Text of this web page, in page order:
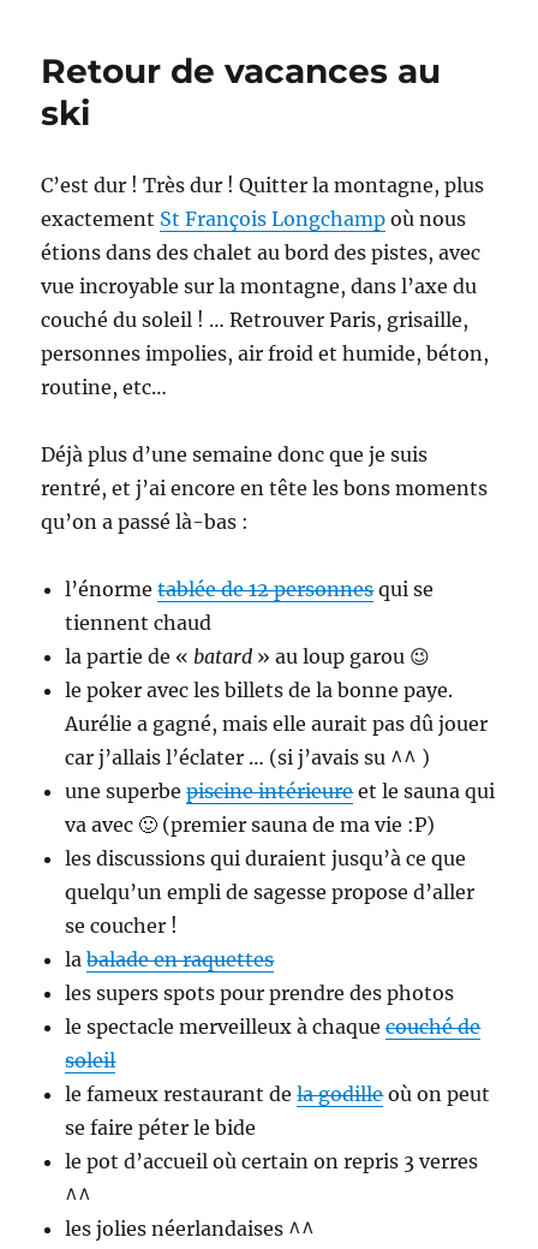
Retour de vacances au
ski
C’est dur ! Très dur ! Quitter la montagne, plus
exactement St François Longchamp où nous
étions dans des chalet au bord des pistes, avec
vue incroyable sur la montagne, dans l’axe du
couché du soleil ! … Retrouver Paris, grisaille,
personnes impolies, air froid et humide, béton,
routine, etc…
Déjà plus d’une semaine donc que je suis
rentré, et j’ai encore en tête les bons moments
qu’on a passé là-bas :
l’énormetablée de 12 personnesqui se
tiennent chaud
la partie de « batard » au loup garou 😉
le poker avec les billets de la bonne paye.
Aurélie a gagné, mais elle aurait pas dû jouer
car j’allais l’éclater … (si j’avais su ^^ )
une superbepiscine intérieureet le sauna qui
va avec 🙂 (premier sauna de ma vie :P)
les discussions qui duraient jusqu’à ce que
quelqu’un empli de sagesse propose d’aller
se coucher !
labalade en raquettes
les supers spots pour prendre des photos
le spectacle merveilleux à chaquecouché de
soleil
le fameux restaurant dela godilleoù on peut
se faire péter le bide
le pot d’accueil où certain on repris 3 verres
^^
les jolies néerlandaises ^^